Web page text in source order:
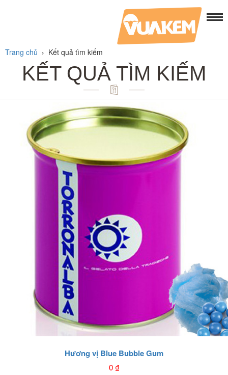
Trang chủ › Kết quả tìm kiếm
KẾT QUẢ TÌM KIẾM
Hương vị Blue Bubble Gum
0₫